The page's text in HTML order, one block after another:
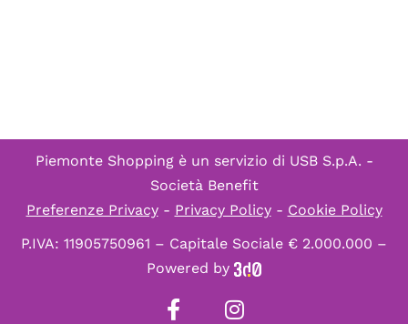
Piemonte Shopping è un servizio di USB S.p.A. -
Società Benefit
Preferenze Privacy- Privacy Policy- Cookie Policy
P.IVA: 11905750961 – Capitale Sociale € 2.000.000 –
Powered by